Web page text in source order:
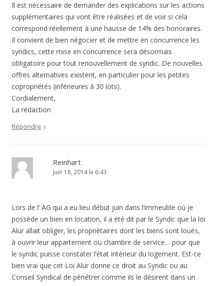
Il est nécessaire de demander des explications sur les actions
supplémentaires qui vont être réalisées et de voir si cela
correspond réellement à une hausse de 14% des honoraires.
Il convient de bien négocier et de mettre en concurrence les
syndics, cette mise en concurrence sera désormais
obligatoire pour tout renouvellement de syndic. De nouvelles
offres alternatives existent, en particulier pour les petites
copropriétés (inférieures à 30 lots).
Cordialement,
La rédaction
Répondre ↓
Reinhart
juin 18, 2014 le 6:43
Lors de l’ AG qui a eu lieu début juin dans l’immeuble où je
possède un bien en location, il a été dit par le Syndic que la loi
Alur allait obliger, les propriétaires dont les biens sont loués,
à ouvrir leur appartement ou chambre de service… pour que
le syndic puisse constater l’état intérieur du logement. Est-ce
bien vrai que cet Loi Alur donne ce droit au Syndic ou au
Conseil Syndical de pénétrer comme ils le désirent dans un